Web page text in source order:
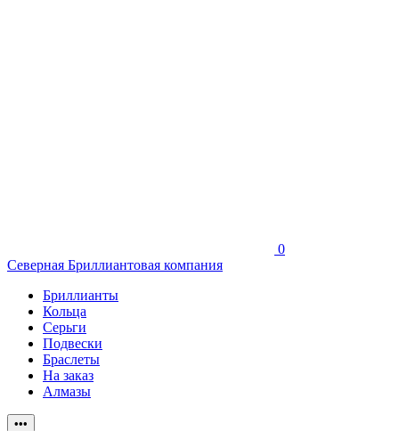
0
Северная Бриллиантовая компания
Бриллианты
Кольца
Серьги
Подвески
Браслеты
На заказ
Алмазы
•••